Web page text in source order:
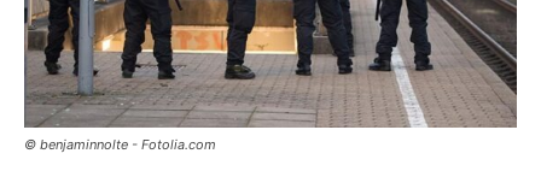
© benjaminnolte - Fotolia.com